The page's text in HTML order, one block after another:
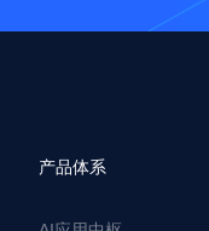
产品体系